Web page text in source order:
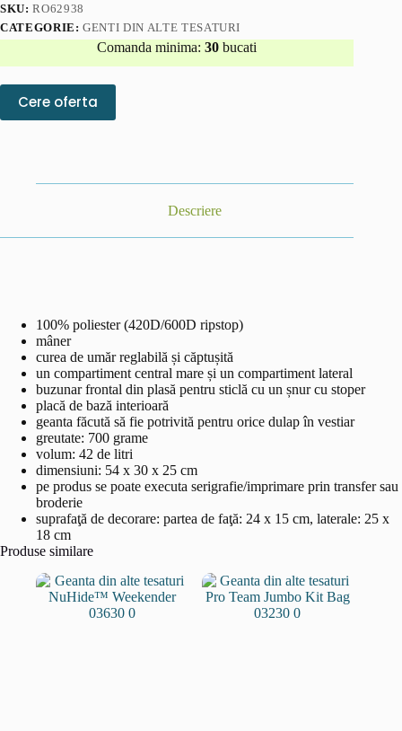
SKU:RO62938
CATEGORIE:GENTI DIN ALTE TESATURI
Comanda minima:30 bucati
Cere oferta
Descriere
100% poliester (420D/600D ripstop)
mâner
curea de umăr reglabilă și căptușită
un compartiment central mare și un compartiment lateral
buzunar frontal din plasă pentru sticlă cu un șnur cu stoper
placă de bază interioară
geanta făcută să fie potrivită pentru orice dulap în vestiar
greutate: 700 grame
volum: 42 de litri
dimensiuni: 54 x 30 x 25 cm
pe produs se poate executa serigrafie/imprimare prin transfer sau
broderie
suprafaţă de decorare: partea de faţă: 24 x 15 cm, laterale: 25 x
18 cm
Produse similare